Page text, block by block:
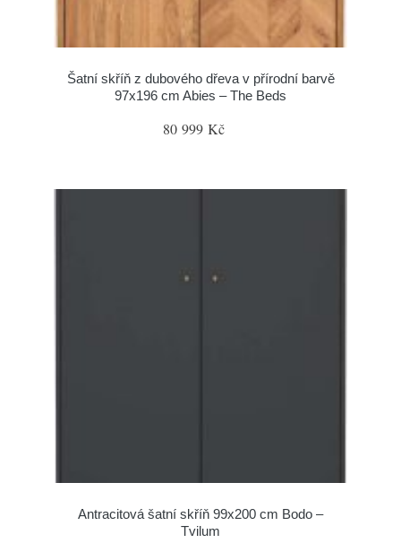
Šatní skříň z dubového dřeva v přírodní barvě
97x196 cm Abies – The Beds
80 999 Kč
Antracitová šatní skříň 99x200 cm Bodo –
Tvilum